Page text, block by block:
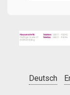
Deutsch